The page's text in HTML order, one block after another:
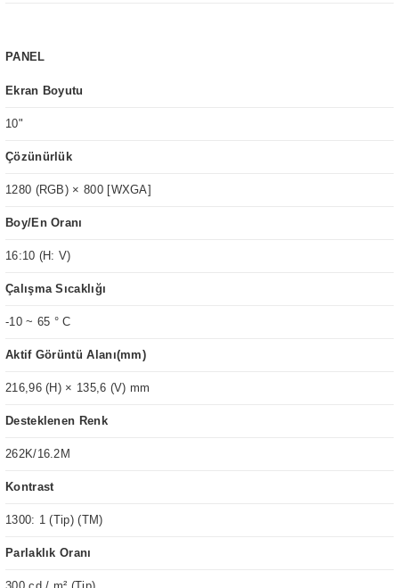
PANEL
Ekran Boyutu
10"
Çözünürlük
1280 (RGB) × 800 [WXGA]
Boy/En Oranı
16:10 (H: V)
Çalışma Sıcaklığı
-10 ~ 65 ° C
Aktif Görüntü Alanı(mm)
216,96 (H) × 135,6 (V) mm
Desteklenen Renk
262K/16.2M
Kontrast
1300: 1 (Tip) (TM)
Parlaklık Oranı